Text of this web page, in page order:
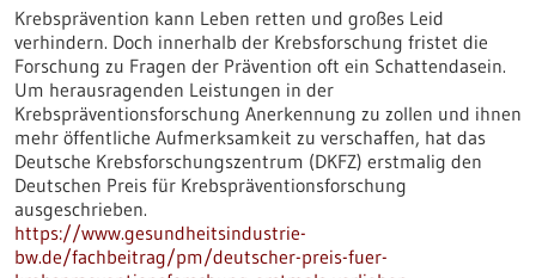
Krebsprävention kann Leben retten und großes Leid
verhindern. Doch innerhalb der Krebsforschung fristet die
Forschung zu Fragen der Prävention oft ein Schattendasein.
Um herausragenden Leistungen in der
Krebspräventionsforschung Anerkennung zu zollen und ihnen
mehr öffentliche Aufmerksamkeit zu verschaffen, hat das
Deutsche Krebsforschungszentrum (DKFZ) erstmalig den
Deutschen Preis für Krebspräventionsforschung
ausgeschrieben.
https://www.gesundheitsindustrie-
bw.de/fachbeitrag/pm/deutscher-preis-fuer-